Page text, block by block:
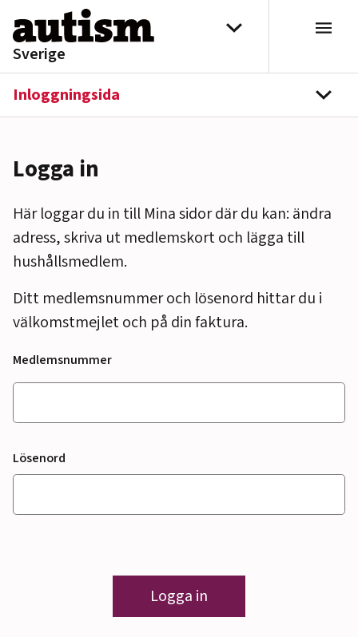
Hoppa till innehåll
Sverige
Välj distrikt
Inloggningsida
Logga in
Här loggar du in till Mina sidor där du kan: ändra
adress, skriva ut medlemskort och lägga till
hushållsmedlem.
Ditt medlemsnummer och lösenord hittar du i
välkomstmejlet och på din faktura.
Medlemsnummer
Lösenord
Logga in